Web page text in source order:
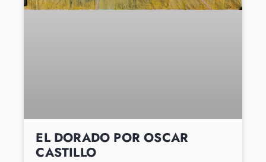
EL DORADO POR OSCAR
CASTILLO